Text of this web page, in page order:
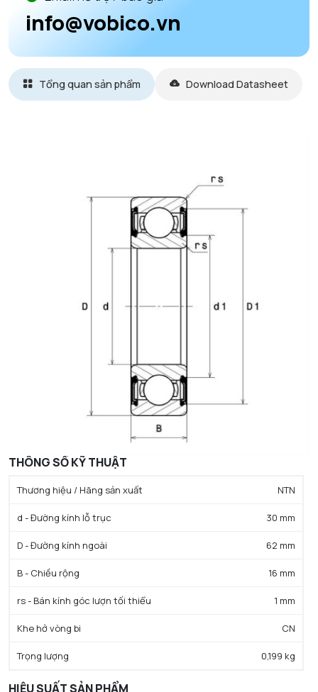
info@vobico.vn
Tổng quan sản phẩm Download Datasheet
THÔNG SỐ KỸ THUẬT
Thương hiệu / Hãng sản xuất NTN
d - Đường kính lỗ trục 30 mm
D - Đường kính ngoài 62 mm
B - Chiều rộng 16 mm
rs - Bán kính góc lượn tối thiểu 1 mm
Khe hở vòng bi CN
Trọng lượng 0,199 kg
HIỆU SUẤT SẢN PHẨM